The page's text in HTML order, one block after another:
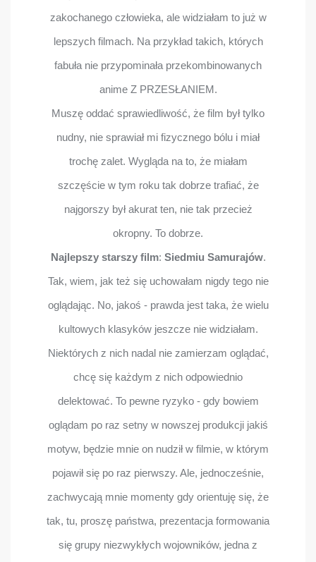
zakochanego człowieka, ale widziałam to już w
lepszych filmach. Na przykład takich, których
fabuła nie przypominała przekombinowanych
anime Z PRZESŁANIEM.
Muszę oddać sprawiedliwość, że film był tylko
nudny, nie sprawiał mi fizycznego bólu i miał
trochę zalet. Wygląda na to, że miałam
szczęście w tym roku tak dobrze trafiać, że
najgorszy był akurat ten, nie tak przecież
okropny. To dobrze.
Najlepszy starszy film: Siedmiu Samurajów.
Tak, wiem, jak też się uchowałam nigdy tego nie
oglądając. No, jakoś - prawda jest taka, że wielu
kultowych klasyków jeszcze nie widziałam.
Niektórych z nich nadal nie zamierzam oglądać,
chcę się każdym z nich odpowiednio
delektować. To pewne ryzyko - gdy bowiem
oglądam po raz setny w nowszej produkcji jakiś
motyw, będzie mnie on nudził w filmie, w którym
pojawił się po raz pierwszy. Ale, jednocześnie,
zachwycają mnie momenty gdy orientuję się, że
tak, tu, proszę państwa, prezentacja formowania
się grupy niezwykłych wojowników, jedna z